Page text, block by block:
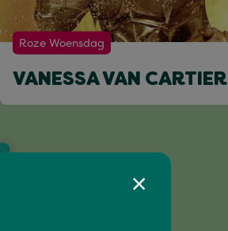
Roze Woensdag
VANESSA VAN CARTIER